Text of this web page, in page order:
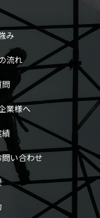
み
流れ
業様へ
い合わせ